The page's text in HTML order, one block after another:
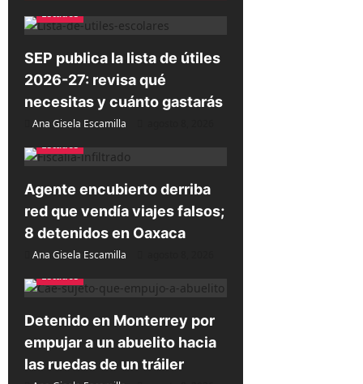
d
e
e
n
r
a
d
a
s
Estados
SEP publica la lista de útiles
2026-27: revisa qué
necesitas y cuánto gastarás
Ana Gisela Escamilla
Estados
Agente encubierto derriba
red que vendía viajes falsos;
8 detenidos en Oaxaca
Ana Gisela Escamilla
Estados
Detenido en Monterrey por
empujar a un abuelito hacia
las ruedas de un tráiler